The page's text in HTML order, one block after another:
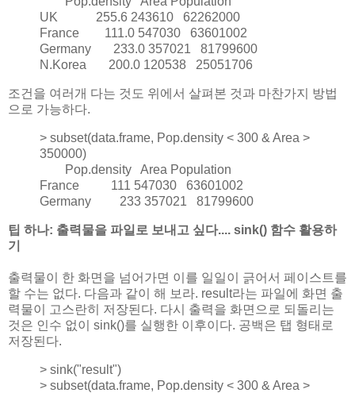
UK 255.6 243610 62262000
France 111.0 547030 63601002
Germany 233.0 357021 81799600
N.Korea 200.0 120538 25051706
조건을 여러개 다는 것도 위에서 살펴본 것과 마찬가지 방법
으로 가능하다.
> subset(data.frame, Pop.density < 300 & Area >
350000)
Pop.density Area Population
France 111 547030 63601002
Germany 233 357021 81799600
팁 하나: 출력물을 파일로 보내고 싶다.... sink() 함수 활용하
기
출력물이 한 화면을 넘어가면 이를 일일이 긁어서 페이스트를
할 수는 없다. 다음과 같이 해 보라. result라는 파일에 화면 출
력물이 고스란히 저장된다. 다시 출력을 화면으로 되돌리는
것은 인수 없이 sink()를 실행한 이후이다. 공백은 탭 형태로
저장된다.
> sink("result")
> subset(data.frame, Pop.density < 300 & Area >